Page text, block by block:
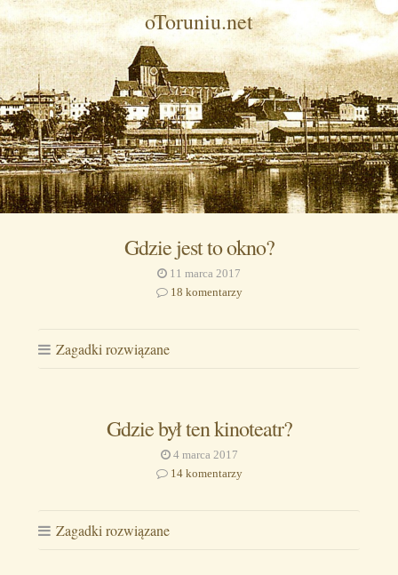
oToruniu.net
Gdzie jest to okno?
11 marca 2017
18 komentarzy
Zagadki rozwiązane
Gdzie był ten kinoteatr?
4 marca 2017
14 komentarzy
Zagadki rozwiązane